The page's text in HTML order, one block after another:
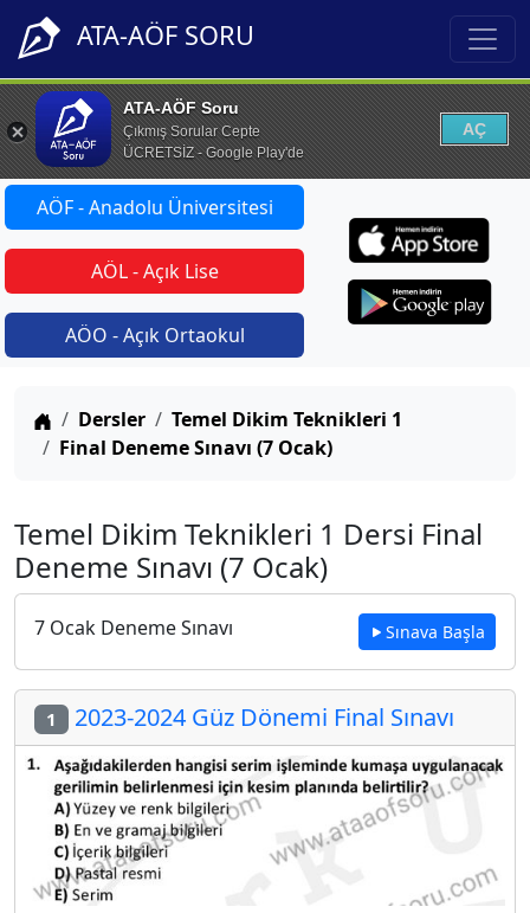
ATA-AÖF SORU
ATA-AÖF Soru
Çıkmış Sorular Cepte
ÜCRETSİZ - Google Play'de
AÇ
AÖF - Anadolu Üniversitesi
AÖL - Açık Lise
AÖO - Açık Ortaokul
Anasayfa
Dersler
Temel Dikim Teknikleri 1
Final Deneme Sınavı (7 Ocak)
Temel Dikim Teknikleri 1 Dersi Final
Deneme Sınavı (7 Ocak)
7 Ocak Deneme Sınavı Sınava Başla
1 2023-2024 Güz Dönemi Final Sınavı